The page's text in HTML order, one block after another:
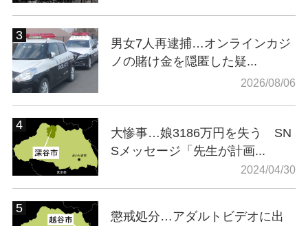
男女7人再逮捕…オンラインカジ
ノの賭け金を隠匿した疑...
2026/08/06
大惨事…娘3186万円を失う SN
Sメッセージ「先生が計画...
2024/04/30
懲戒処分…アダルトビデオに出